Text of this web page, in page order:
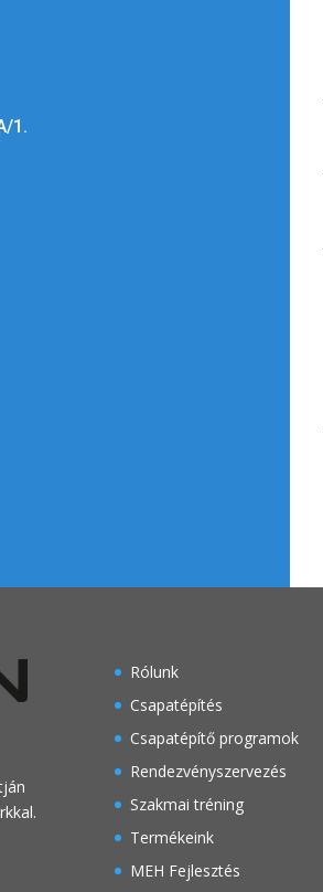
1.
Rólunk
Csapatépítés
Csapatépítő programok
Rendezvényszervezés
Szakmai tréning
Termékeink
MEH Fejlesztés